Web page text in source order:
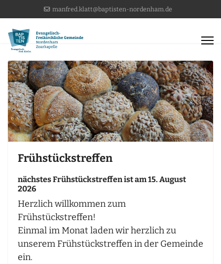
manfred.klatt@baptisten-nordenham.de
Frühstückstreffen
nächstes Frühstückstreffen ist am 15. August
2026
Herzlich willkommen zum
Frühstückstreffen!
Einmal im Monat laden wir herzlich zu
unserem Frühstückstreffen in der Gemeinde
ein.